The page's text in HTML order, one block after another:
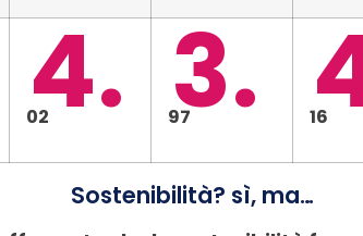
4.
02 3.
97 16
Sostenibilità? sì, ma…